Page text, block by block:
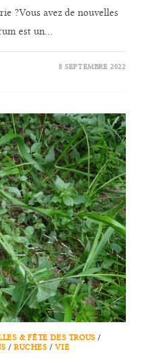
?Vous avez de nouvelles
est un…
8 SEPTEMBRE 2022
& FÊTE DES TROUS /
/RUCHES /VIE